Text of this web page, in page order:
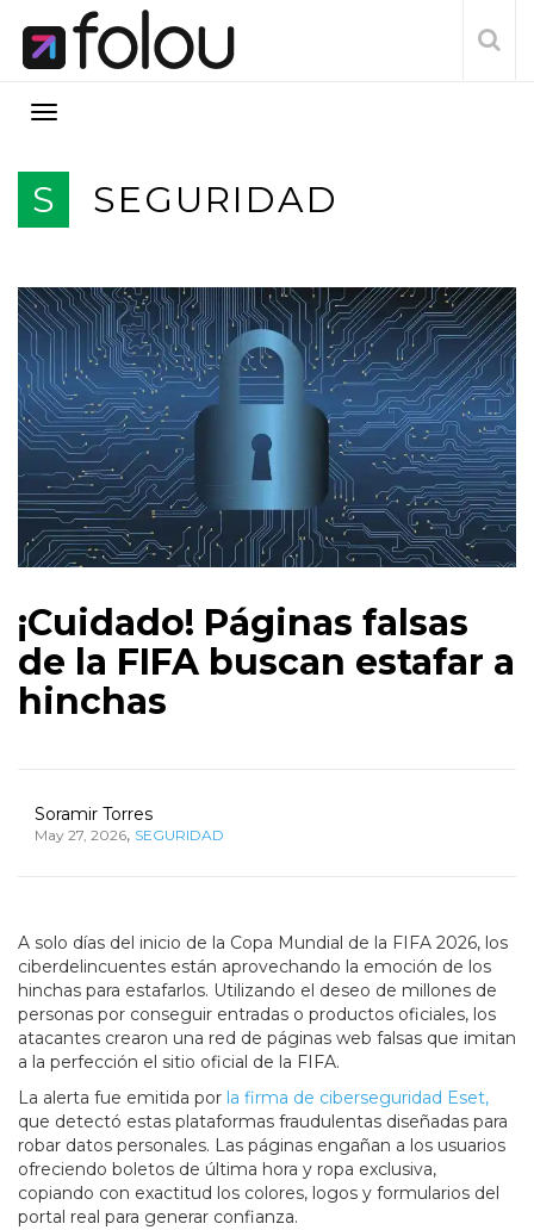
S SEGURIDAD
¡Cuidado! Páginas falsas
de la FIFA buscan estafar a
hinchas
Soramir Torres
May 27, 2026, SEGURIDAD
A solo días del inicio de la Copa Mundial de la FIFA 2026, los
ciberdelincuentes están aprovechando la emoción de los
hinchas para estafarlos. Utilizando el deseo de millones de
personas por conseguir entradas o productos oficiales, los
atacantes crearon una red de páginas web falsas que imitan
a la perfección el sitio oficial de la FIFA.
La alerta fue emitida por la firma de ciberseguridad Eset,
que detectó estas plataformas fraudulentas diseñadas para
robar datos personales. Las páginas engañan a los usuarios
ofreciendo boletos de última hora y ropa exclusiva,
copiando con exactitud los colores, logos y formularios del
portal real para generar confianza.